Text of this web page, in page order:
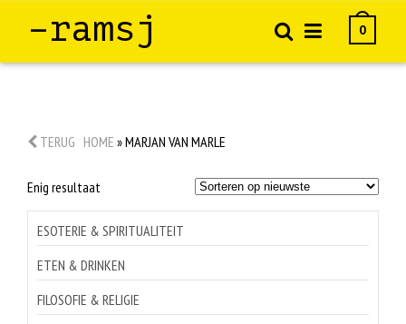
–ramsj 0
TERUG HOME »MARJAN VAN MARLE
Enig resultaat
ESOTERIE & SPIRITUALITEIT
ETEN & DRINKEN
FILOSOFIE & RELIGIE